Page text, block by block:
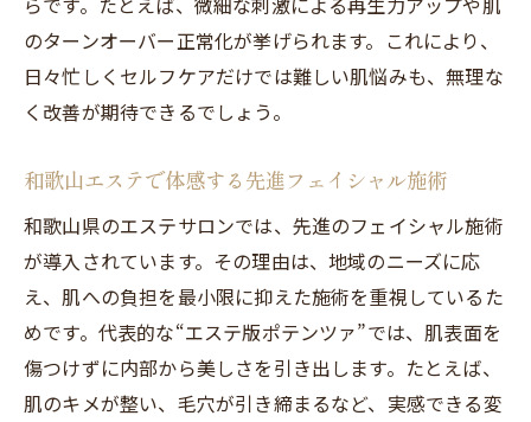
のターンオーバー正常化が挙げられます。これにより、
日々忙しくセルフケアだけでは難しい肌悩みも、無理な
く改善が期待できるでしょう。
和歌山エステで体感する先進フェイシャル施術
和歌山県のエステサロンでは、先進のフェイシャル施術
が導入されています。その理由は、地域のニーズに応
え、肌への負担を最小限に抑えた施術を重視しているた
めです。代表的な“エステ版ポテンツァ”では、肌表面を
傷つけずに内部から美しさを引き出します。たとえば、
肌のキメが整い、毛穴が引き締まるなど、実感できる変